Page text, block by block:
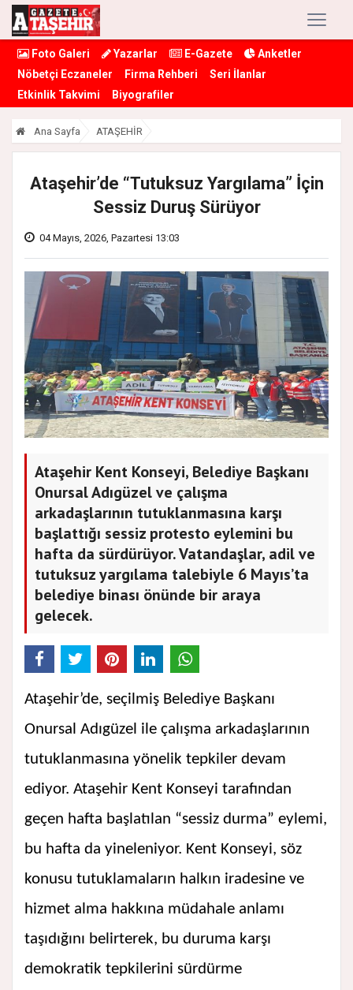
Foto Galeri Yazarlar E-Gazete
Anketler
Nöbetçi Eczaneler
Firma Rehberi
Seri İlanlar
Etkinlik Takvimi
Biyografiler
Ana Sayfa ATAŞEHİR
Ataşehir’de “Tutuksuz Yargılama” İçin
Sessiz Duruş Sürüyor
04 Mayıs, 2026, Pazartesi 13:03
Ataşehir Kent Konseyi, Belediye Başkanı
Onursal Adıgüzel ve çalışma
arkadaşlarının tutuklanmasına karşı
başlattığı sessiz protesto eylemini bu
hafta da sürdürüyor. Vatandaşlar, adil ve
tutuksuz yargılama talebiyle 6 Mayıs’ta
belediye binası önünde bir araya
gelecek.
Ataşehir’de, seçilmiş Belediye Başkanı
Onursal Adıgüzel ile çalışma arkadaşlarının
tutuklanmasına yönelik tepkiler devam
ediyor. Ataşehir Kent Konseyi tarafından
geçen hafta başlatılan “sessiz durma” eylemi,
bu hafta da yineleniyor. Kent Konseyi, söz
konusu tutuklamaların halkın iradesine ve
hizmet alma hakkına müdahale anlamı
taşıdığını belirterek, bu duruma karşı
demokratik tepkilerini sürdürme